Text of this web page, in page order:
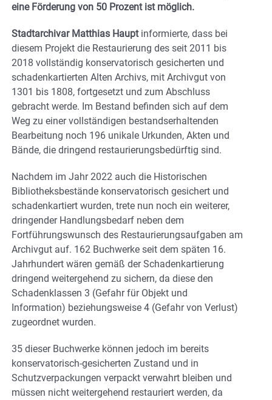
eine Förderung von 50 Prozent ist möglich.
Stadtarchivar Matthias Hauptinformierte, dass bei
diesem Projekt die Restaurierung des seit 2011 bis
2018 vollständig konservatorisch gesicherten und
schadenkartierten Alten Archivs, mit Archivgut von
1301 bis 1808, fortgesetzt und zum Abschluss
gebracht werde. Im Bestand befinden sich auf dem
Weg zu einer vollständigen bestandserhaltenden
Bearbeitung noch 196 unikale Urkunden, Akten und
Bände, die dringend restaurierungsbedürftig sind.
Nachdem im Jahr 2022 auch die Historischen
Bibliotheksbestände konservatorisch gesichert und
schadenkartiert wurden, trete nun noch ein weiterer,
dringender Handlungsbedarf neben dem
Fortführungswunsch des Restaurierungsaufgaben am
Archivgut auf. 162 Buchwerke seit dem späten 16.
Jahrhundert wären gemäß der Schadenkartierung
dringend weitergehend zu sichern, da diese den
Schadenklassen 3 (Gefahr für Objekt und
Information) beziehungsweise 4 (Gefahr von Verlust)
zugeordnet wurden.
35 dieser Buchwerke können jedoch im bereits
konservatorisch-gesicherten Zustand und in
Schutzverpackungen verpackt verwahrt bleiben und
müssen nicht weitergehend restauriert werden, da